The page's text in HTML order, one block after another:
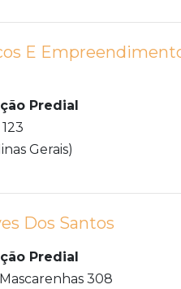
E
Predial
Gerais)
Dos Santos
Predial
308